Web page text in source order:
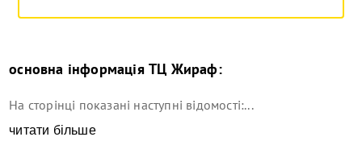
основна інформаціяТЦ Жираф:
На сторінці показані наступні відомості:...
читати більше